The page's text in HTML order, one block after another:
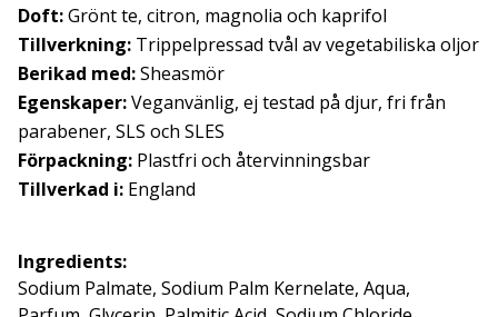
Doft:Grönt te, citron, magnolia och kaprifol
Tillverkning: Trippelpressad tvål av vegetabiliska oljor
Berikad med:Sheasmör
Egenskaper:Veganvänlig, ej testad på djur, fri från
parabener, SLS och SLES
Förpackning: Plastfri och återvinningsbar
Tillverkad i: England
Ingredients:
Sodium Palmate, Sodium Palm Kernelate, Aqua,